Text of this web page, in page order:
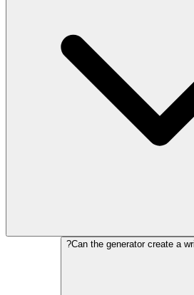
Can the generator create a